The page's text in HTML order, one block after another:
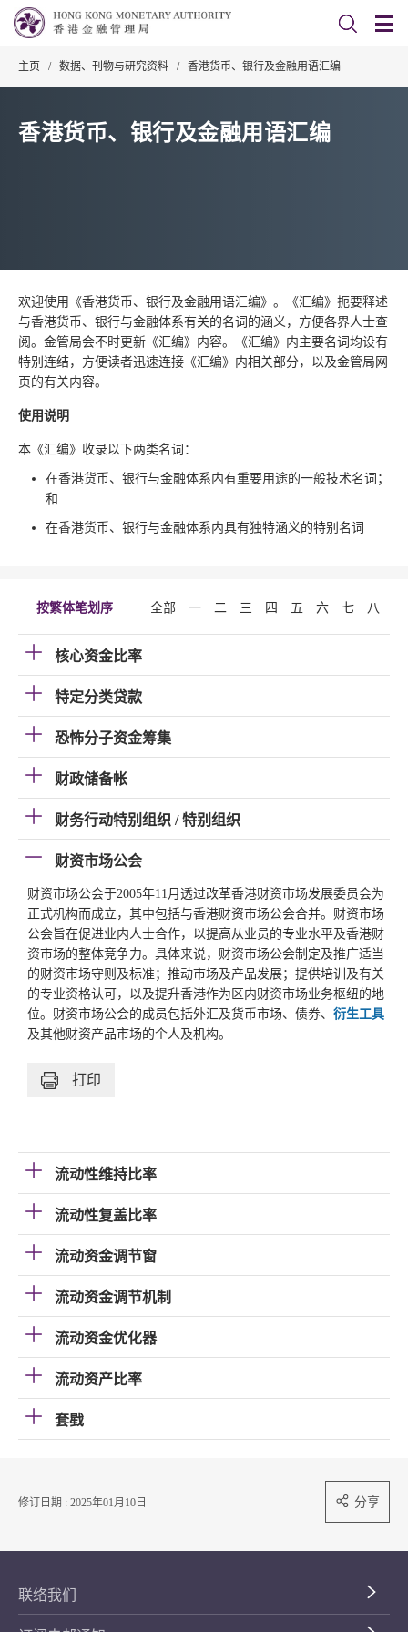
主页 / 数据、刊物与研究资料 / 香港货币、银行及金融用语汇编
香港货币、银行及金融用语汇编
欢迎使用《香港货币、银行及金融用语汇编》。《汇编》扼要释述
与香港货币、银行与金融体系有关的名词的涵义，方便各界人士查
阅。金管局会不时更新《汇编》内容。《汇编》内主要名词均设有
特别连结，方便读者迅速连接《汇编》内相关部分，以及金管局网
页的有关内容。
使用说明
本《汇编》收录以下两类名词：
在香港货币、银行与金融体系内有重要用途的一般技术名词；
和
在香港货币、银行与金融体系内具有独特涵义的特别名词
按繁体笔划序 全部 一 二 三 四 五 六 七 八
核心资金比率
特定分类贷款
恐怖分子资金筹集
财政储备帐
财务行动特别组织 / 特别组织
财资市场公会
财资市场公会于2005年11月透过改革香港财资市场发展委员会为
正式机构而成立，其中包括与香港财资市场公会合并。财资市场
公会旨在促进业内人士合作，以提高从业员的专业水平及香港财
资市场的整体竞争力。具体来说，财资市场公会制定及推广适当
的财资市场守则及标准；推动市场及产品发展；提供培训及有关
的专业资格认可，以及提升香港作为区内财资市场业务枢纽的地
位。财资市场公会的成员包括外汇及货币市场、债券、 衍生工具
及其他财资产品市场的个人及机构。
打印
流动性维持比率
流动性复盖比率
流动资金调节窗
流动资金调节机制
流动资金优化器
流动资产比率
套戥
修订日期 : 2025年01月10日 分享
联络我们